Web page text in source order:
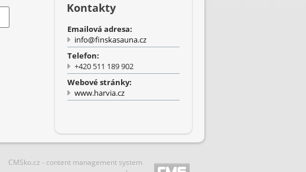
Kontakty
Emailová adresa:
info@finskasauna.cz
Telefon:
+420 511 189 902
Webové stránky:
www.harvia.cz
CMSko.cz - content management system